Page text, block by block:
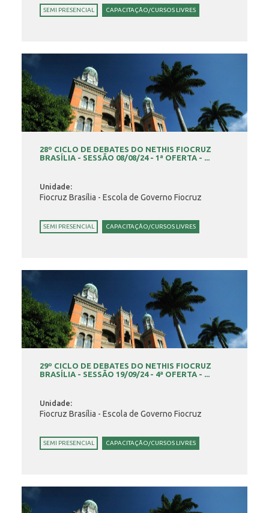
SEMI PRESENCIAL CAPACITAÇÃO/CURSOS LIVRES
28º CICLO DE DEBATES DO NETHIS FIOCRUZ
BRASÍLIA - SESSÃO 08/08/24 - 1ª OFERTA - ...
Unidade:
Fiocruz Brasília - Escola de Governo Fiocruz
SEMI PRESENCIAL CAPACITAÇÃO/CURSOS LIVRES
29º CICLO DE DEBATES DO NETHIS FIOCRUZ
BRASÍLIA - SESSÃO 19/09/24 - 4ª OFERTA - ...
Unidade:
Fiocruz Brasília - Escola de Governo Fiocruz
SEMI PRESENCIAL CAPACITAÇÃO/CURSOS LIVRES